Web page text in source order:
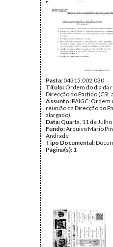
Pasta:04315.002.030
Título: Ordem do dia da
Direcção do Partido (CSL
Assunto:PAIGC: Ordem
reunião da Direcção do
alargado).
Data: Quarta, 11 de
Fundo:Arquivo Mário
Andrade
Tipo Documental:
Página(s): 1